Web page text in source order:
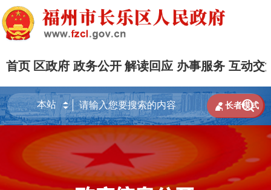
首页 区政府 政务公开 解读回应 办事服务 互动交

 长者模式